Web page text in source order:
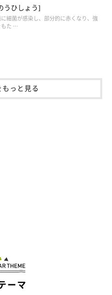
うひしょう]
細菌が感染し、部分的に赤くなり、強
もた …
っと見る
ーマ